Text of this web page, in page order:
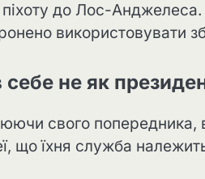
до Лос-
використовувати
не як
свого попередника,
що їхня служба